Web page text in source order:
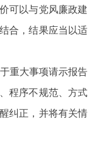
可以与党风廉政建
合，结果应当以适
重大事项请示报告
程序不规范、方式
纠正，并将有关情